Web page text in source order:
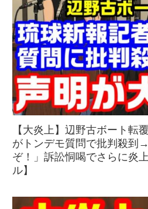
【大炎上】辺野古ボート転
がトンデモ質問で批判殺到
ぞ！」訴訟恫喝でさらに炎
ル】